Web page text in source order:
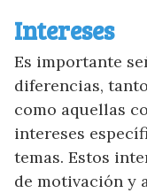
Intereses
Es importante
diferencias,
como aquellas
intereses
temas. Estos
de motivación y